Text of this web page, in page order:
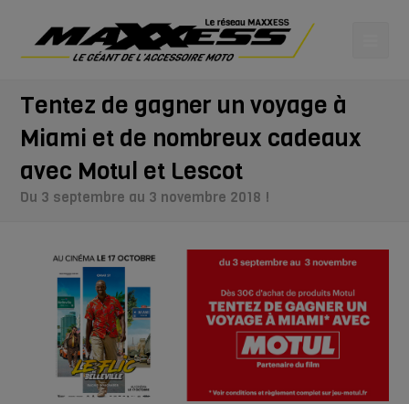
Tentez de gagner un voyage à
Miami et de nombreux cadeaux
avec Motul et Lescot
Du 3 septembre au 3 novembre 2018 !